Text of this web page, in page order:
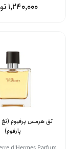
1,240,000
تق هرمس پرفیوم
پارفوم)